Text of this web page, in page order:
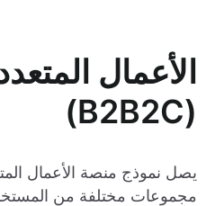
الأعمال
(B2B2C)
يصل نموذج منصة الأعمال
مجموعات مختلفة من